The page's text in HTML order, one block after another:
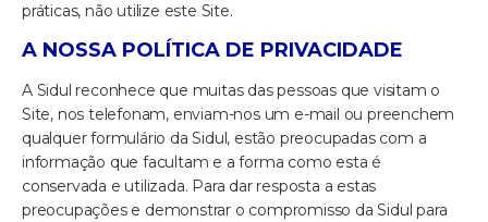
práticas, não utilize este Site.
A NOSSA POLÍTICA DE PRIVACIDADE
A Sidul reconhece que muitas das pessoas que visitam o
Site, nos telefonam, enviam-nos um e-mail ou preenchem
qualquer formulário da Sidul, estão preocupadas com a
informação que facultam e a forma como esta é
conservada e utilizada. Para dar resposta a estas
preocupações e demonstrar o compromisso da Sidul para